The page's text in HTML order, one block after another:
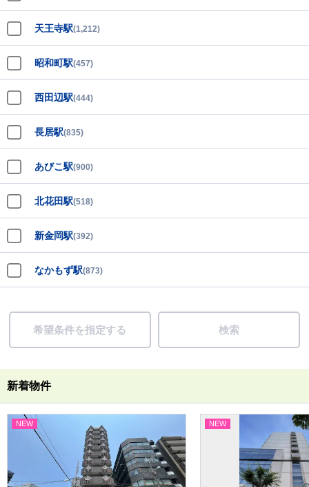
天王寺駅(1,212)
昭和町駅(457)
西田辺駅(444)
長居駅(835)
あびこ駅(900)
北花田駅(518)
新金岡駅(392)
なかもず駅(873)
希望条件を指定する 検索
新着物件
NEW NEW